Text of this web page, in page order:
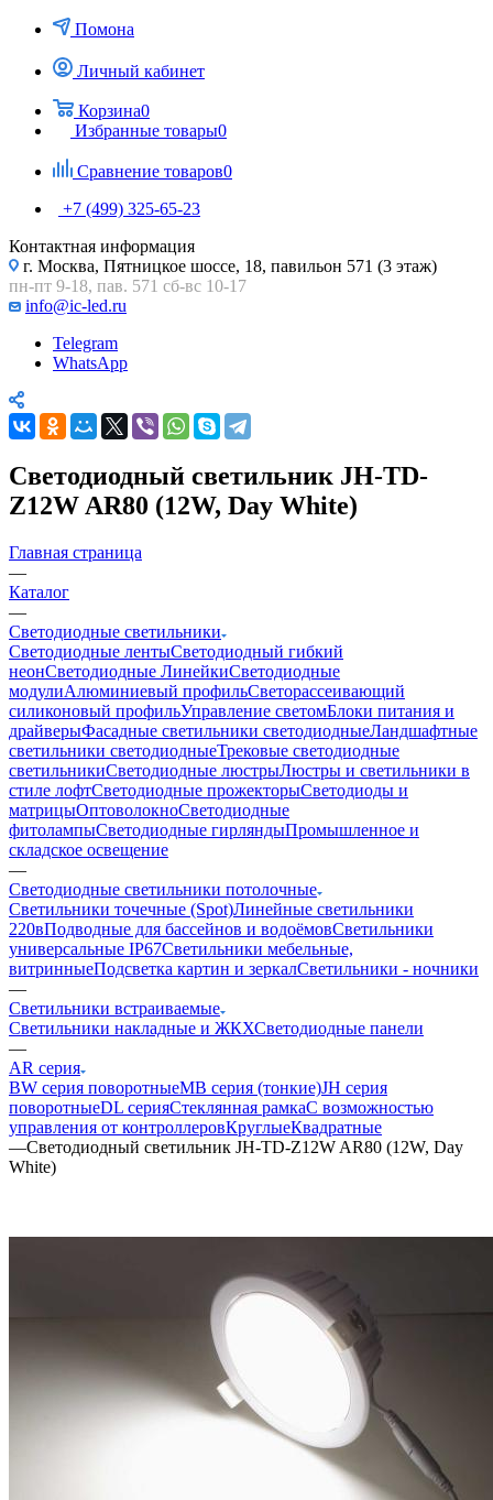
Помона
Личный кабинет
Корзина0
Избранные товары0
Сравнение товаров0
+7 (499) 325-65-23
Контактная информация
г. Москва, Пятницкое шоссе, 18, павильон 571 (3 этаж)
пн-пт 9-18, пав. 571 сб-вс 10-17
info@ic-led.ru
Telegram
WhatsApp
Светодиодный светильник JH-TD-
Z12W AR80 (12W, Day White)
Главная страница
—
Каталог
—
Светодиодные светильники
Светодиодные лентыСветодиодный гибкий
неонСветодиодные ЛинейкиСветодиодные
модулиАлюминиевый профильСветорассеивающий
силиконовый профильУправление светомБлоки питания и
драйверыФасадные светильники светодиодныеЛандшафтные
светильники светодиодныеТрековые светодиодные
светильникиСветодиодные люстрыЛюстры и светильники в
стиле лофтСветодиодные прожекторыСветодиоды и
матрицыОптоволокноСветодиодные
фитолампыСветодиодные гирляндыПромышленное и
складское освещение
—
Светодиодные светильники потолочные
Светильники точечные (Spot)Линейные светильники
220вПодводные для бассейнов и водоёмовСветильники
универсальные IP67Светильники мебельные,
витринныеПодсветка картин и зеркалСветильники - ночники
—
Светильники встраиваемые
Светильники накладные и ЖКХСветодиодные панели
—
AR серия
BW серия поворотныеMB серия (тонкие)JH серия
поворотныеDL серияСтеклянная рамкаС возможностью
управления от контроллеровКруглыеКвадратные
—Светодиодный светильник JH-TD-Z12W AR80 (12W, Day
White)